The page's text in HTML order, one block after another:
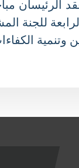
من 22 إلى 24 أبريل
إطار الدورة